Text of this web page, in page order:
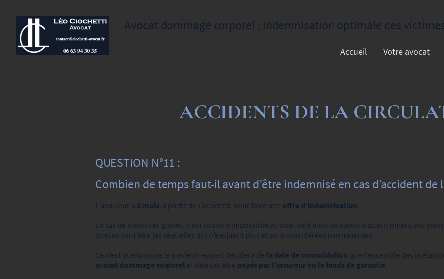
Avocat dommage corporel , indemnisation optimale des
Accueil Votre avocat
ACCIDENTS DE LA
QUESTION N°11 :
Combien de temps faut-il avant d’être indemnisé en cas d’accident de
L’assureur a 8 mois, à partir de l’accident, pour faire une offre d’indemnisation
En cas de blessures graves, il est souvent impossible au bout de 8 mois de savoir à quel moment vos
quelles vont être les séquelles qui n’évoluent plus et sont considérées permanentes.
Ce n’est que lorsque le médecin-expert décidera de la date de consolidation que l’ensemble des
avocat dommage corporel et devront être payés par l’assureur ou le fonds de garantie